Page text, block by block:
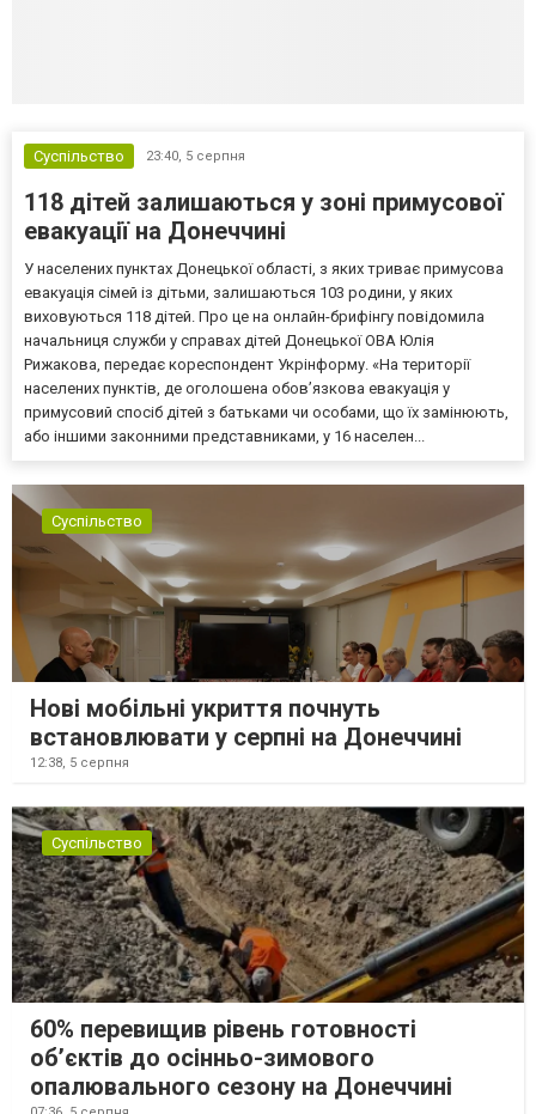
Суспільство 23:40, 5 серпня
118 дітей залишаються у зоні примусової
евакуації на Донеччині
У населених пунктах Донецької області, з яких триває примусова
евакуація сімей із дітьми, залишаються 103 родини, у яких
виховуються 118 дітей. Про це на онлайн-брифінгу повідомила
начальниця служби у справах дітей Донецької ОВА Юлія
Рижакова, передає кореспондент Укрінформу. «На території
населених пунктів, де оголошена обов’язкова евакуація у
примусовий спосіб дітей з батьками чи особами, що їх замінюють,
або іншими законними представниками, у 16 населен...
Суспільство
Нові мобільні укриття почнуть
встановлювати у серпні на Донеччині
12:38, 5 серпня
Суспільство
60% перевищив рівень готовності
об’єктів до осінньо-зимового
опалювального сезону на Донеччині